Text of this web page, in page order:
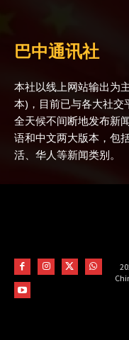
巴中通讯社
本社以线上网站输出为
本)，目前已与各大社交
全天候不间断地发布新
语和中文两大版本，包
活、华人等新闻类别。